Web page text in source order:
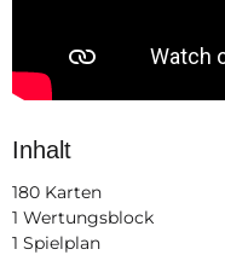
Inhalt
180 Karten
1 Wertungsblock
1 Spielplan